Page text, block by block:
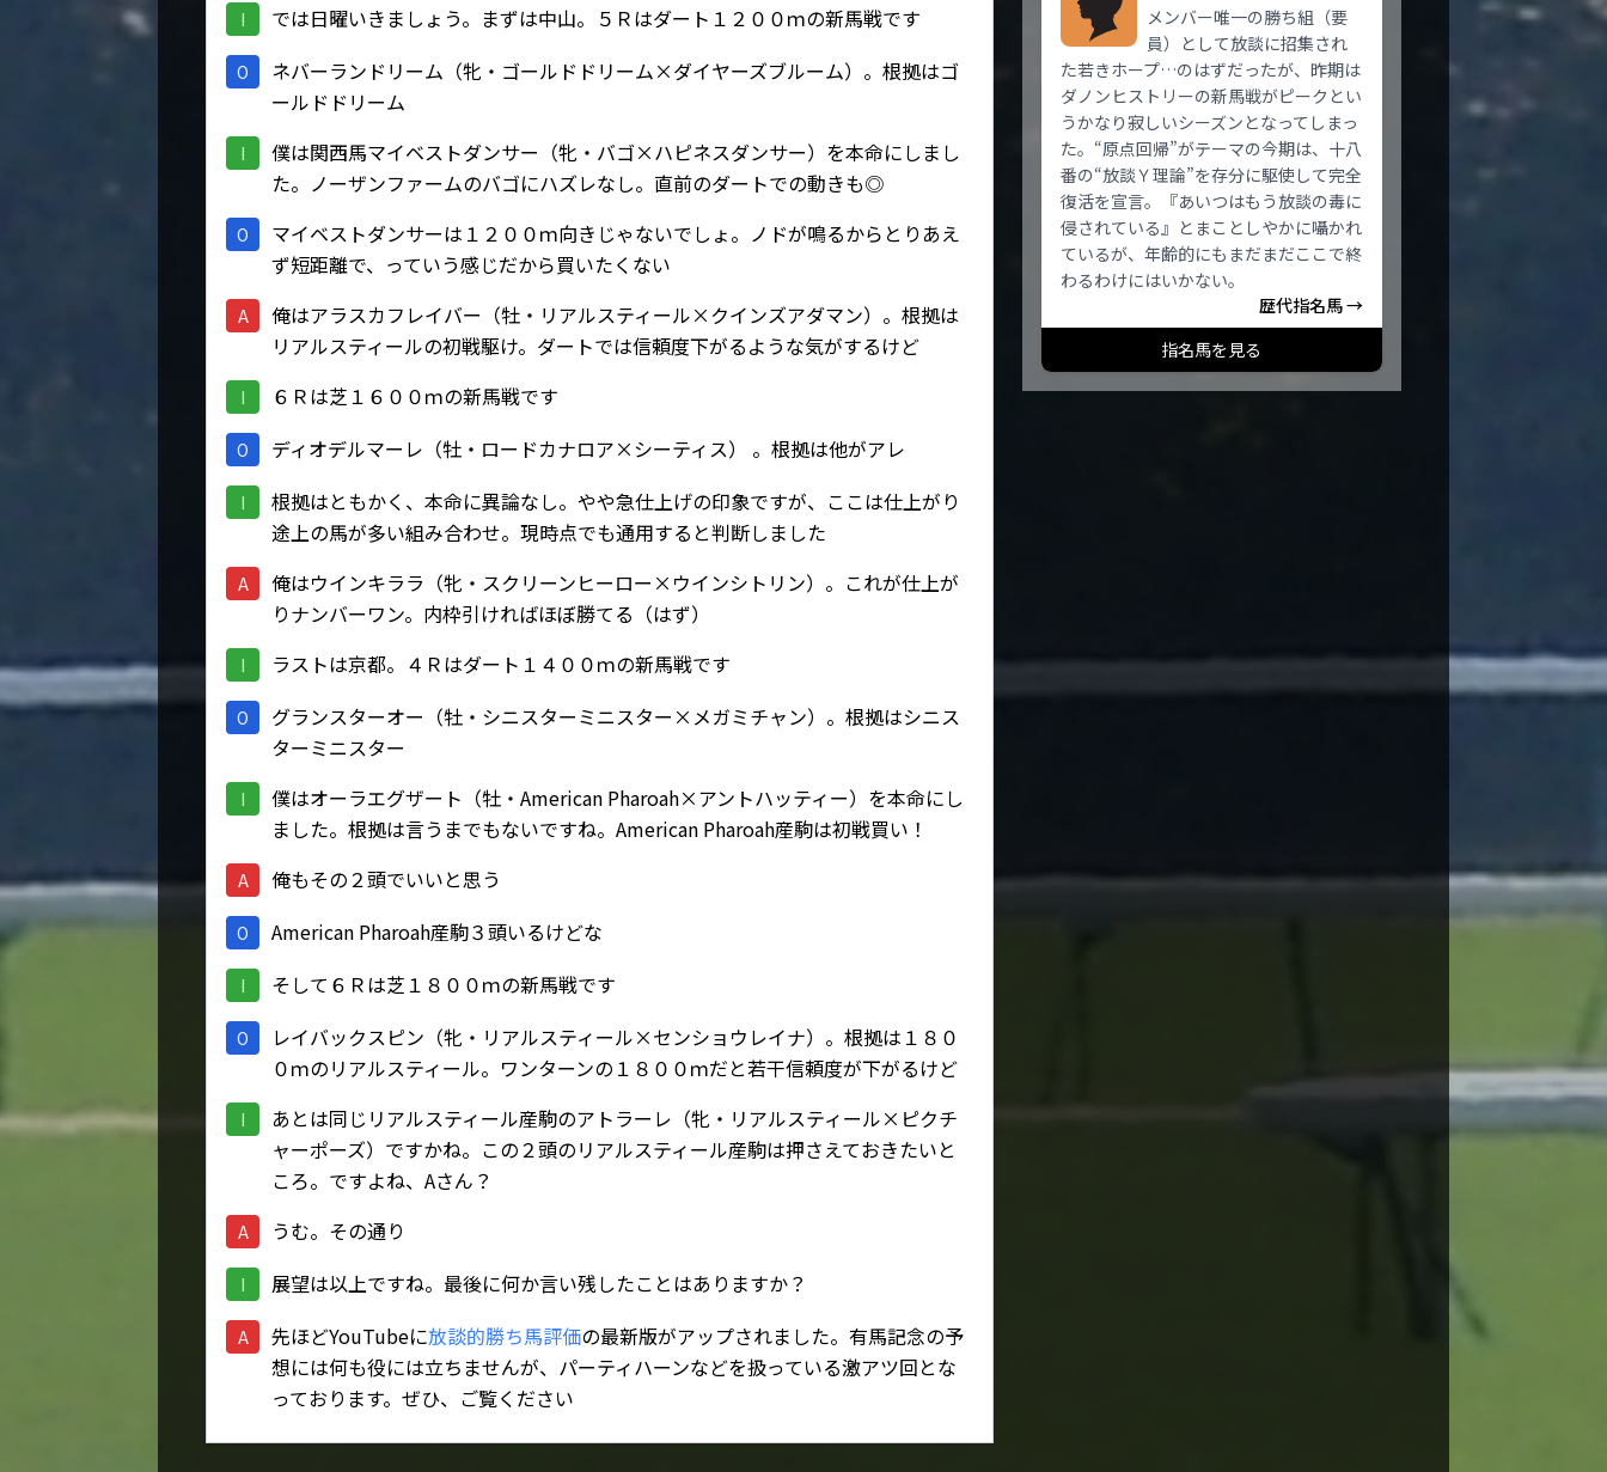
I では日曜いきましょう。まずは中山。５Ｒはダート１２００ｍの新馬戦です
O
ネバーランドリーム（牝・ゴールドドリーム×ダイヤーズブルーム）。根拠はゴ
ールドドリーム
I
僕は関西馬マイベストダンサー（牝・バゴ×ハピネスダンサー）を本命にしまし
た。ノーザンファームのバゴにハズレなし。直前のダートでの動きも◎
O
マイベストダンサーは１２００ｍ向きじゃないでしょ。ノドが鳴るからとりあえ
ず短距離で、っていう感じだから買いたくない
A
俺はアラスカフレイバー（牡・リアルスティール×クインズアダマン）。根拠は
リアルスティールの初戦駆け。ダートでは信頼度下がるような気がするけど
I ６Ｒは芝１６００ｍの新馬戦です
O ディオデルマーレ（牡・ロードカナロア×シーティス） 。根拠は他がアレ
I
根拠はともかく、本命に異論なし。やや急仕上げの印象ですが、ここは仕上がり
途上の馬が多い組み合わせ。現時点でも通用すると判断しました
A
俺はウインキララ（牝・スクリーンヒーロー×ウインシトリン）。これが仕上が
りナンバーワン。内枠引ければほぼ勝てる（はず）
I ラストは京都。４Ｒはダート１４００ｍの新馬戦です
O
グランスターオー（牡・シニスターミニスター×メガミチャン）。根拠はシニス
ターミニスター
I
僕はオーラエグザート（牡・American Pharoah×アントハッティー）を本命にし
ました。根拠は言うまでもないですね。American Pharoah産駒は初戦買い！
A 俺もその２頭でいいと思う
O American Pharoah産駒３頭いるけどな
I そして６Ｒは芝１８００ｍの新馬戦です
O
レイバックスピン（牝・リアルスティール×センショウレイナ）。根拠は１８０
０ｍのリアルスティール。ワンターンの１８００ｍだと若干信頼度が下がるけど
I
あとは同じリアルスティール産駒のアトラーレ（牝・リアルスティール×ピクチ
ャーポーズ）ですかね。この２頭のリアルスティール産駒は押さえておきたいと
ころ。ですよね、Aさん？
A うむ。その通り
I 展望は以上ですね。最後に何か言い残したことはありますか？
A 先ほどYouTubeに放談的勝ち馬評価の最新版がアップされました。有馬記念の予
想には何も役には立ちませんが、パーティハーンなどを扱っている激アツ回とな
っております。ぜひ、ご覧ください
メンバー唯一の勝ち組（要
員）として放談に招集され
た若きホープ…のはずだったが、昨期は
ダノンヒストリーの新馬戦がピークとい
うかなり寂しいシーズンとなってしまっ
た。“原点回帰”がテーマの今期は、十八
番の“放談Ｙ理論”を存分に駆使して完全
復活を宣言。『あいつはもう放談の毒に
侵されている』とまことしやかに囁かれ
ているが、年齢的にもまだまだここで終
わるわけにはいかない。
歴代指名馬 →
指名馬を見る